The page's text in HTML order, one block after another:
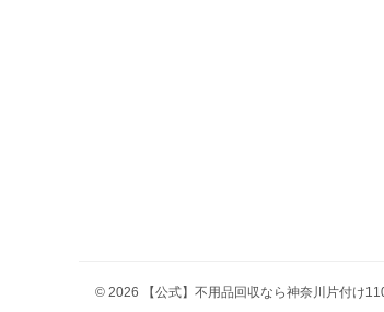
© 2026 【公式】不用品回収なら神奈川片付け